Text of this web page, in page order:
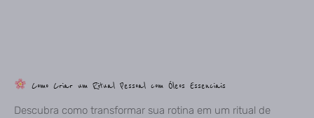
Como Criar um Ritual Pessoal com Óleos Essenciais
Descubra como transformar sua rotina em um ritual de